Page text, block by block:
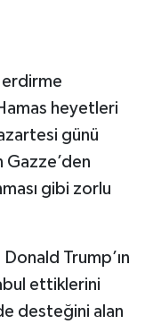
erdirme
heyetleri
günü
Gazze’den
gibi zorlu
Trump’ın
ettiklerini
desteğini alan